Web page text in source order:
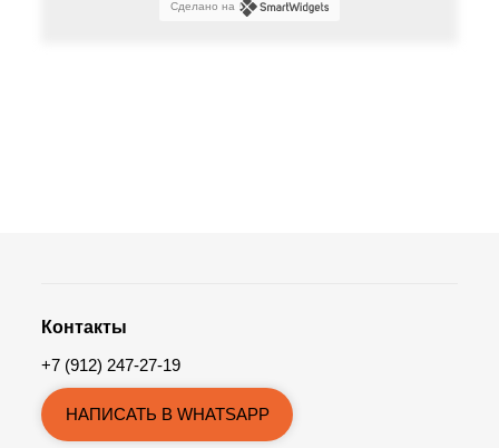
Сделано на
Контакты
+7 (912) 247-27-19
НАПИСАТЬ В WHATSAPP